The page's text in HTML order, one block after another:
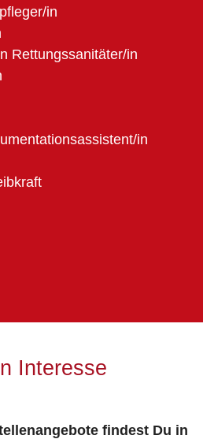
in
Rettungssanitäter/in
in
Interesse
findest Du in